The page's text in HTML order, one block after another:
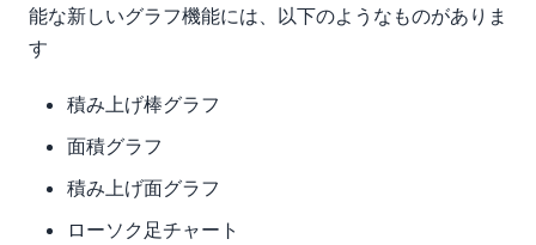
能な新しいグラフ機能には、以下のようなものがありま
す
積み上げ棒グラフ
面積グラフ
積み上げ面グラフ
ローソク足チャート